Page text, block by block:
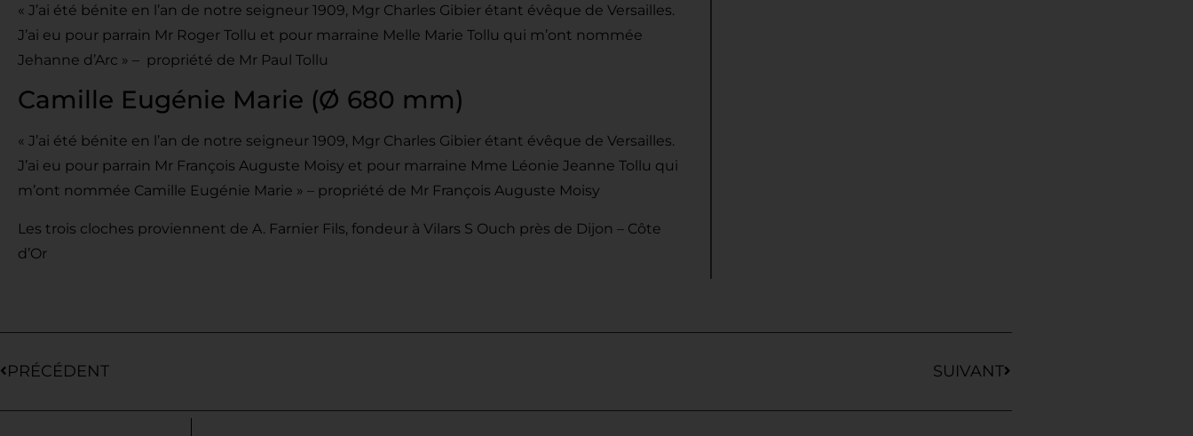
« J’ai été bénite en l’an de notre seigneur 1909, Mgr Charles Gibier étant évêque de Versailles.
J’ai eu pour parrain Mr Roger Tollu et pour marraine Melle Marie Tollu qui m’ont nommée
Jehanne d’Arc » – propriété de Mr Paul Tollu
Camille Eugénie Marie (Ø 680 mm)
« J’ai été bénite en l’an de notre seigneur 1909, Mgr Charles Gibier étant évêque de Versailles.
J’ai eu pour parrain Mr François Auguste Moisy et pour marraine Mme Léonie Jeanne Tollu qui
m’ont nommée Camille Eugénie Marie » – propriété de Mr François Auguste Moisy
Les trois cloches proviennent de A. Farnier Fils, fondeur à Vilars S Ouch près de Dijon – Côte
d’Or
PRÉCÉDENT SUIVANT